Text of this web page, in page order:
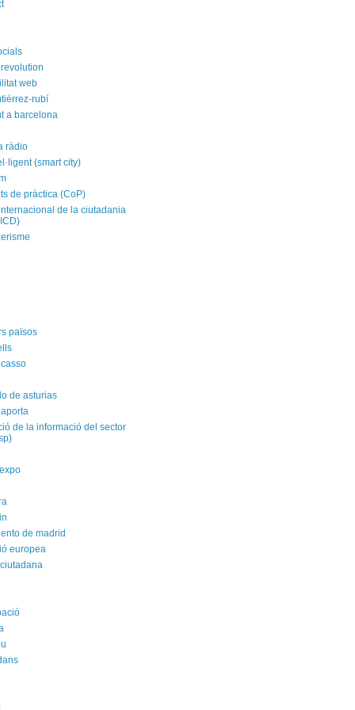
web
rubí
a barcelona
ràdio
(smart city)
de pràctica (CoP)
de la ciutadania
països
de asturias
de la informació del sector
de madrid
europea